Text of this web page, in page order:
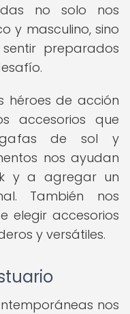
no solo nos
y masculino, sino
preparados
héroes de acción
accesorios que
gafas de sol y
nos ayudan
y a agregar un
También nos
elegir accesorios
y versátiles.
nos